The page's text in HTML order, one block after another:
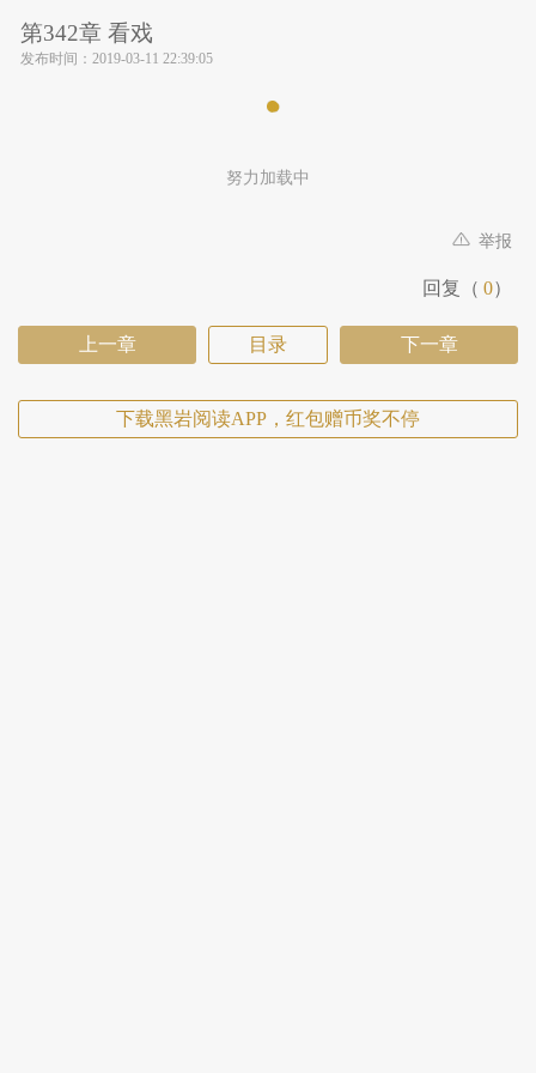
第342章 看戏
发布时间： 2019-03-11 22:39:05
努力加载中
举报
回复（ 0）
上一章 目录 下一章
下载黑岩阅读APP，红包赠币奖不停